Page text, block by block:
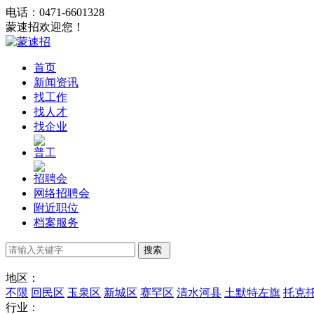
电话：0471-6601328
蒙速招欢迎您！
首页
新闻资讯
找工作
找人才
找企业
普工
招聘会
网络招聘会
附近职位
档案服务
地区：
不限 回民区 玉泉区 新城区 赛罕区 清水河县 土默特左旗 托克
行业：